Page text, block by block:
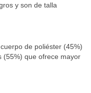
y son de talla
de poliéster (45%)
(55%) que ofrece mayor